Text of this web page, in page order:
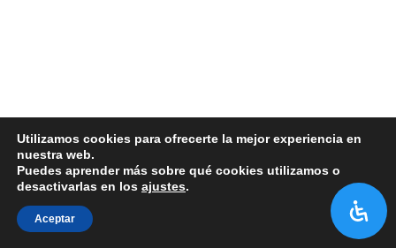
Utilizamos cookies para ofrecerte la mejor experiencia en
nuestra web.
Puedes aprender más sobre qué cookies utilizamos o
desactivarlas en los ajustes.
Aceptar